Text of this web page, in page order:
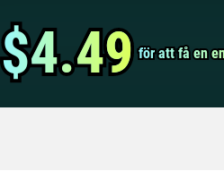
$4.49
$4.49 för att få en
för att få en